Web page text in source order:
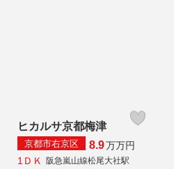
ヒカルサ京都梅津
京都市右京区 8.9万万円
1ＤＫ
阪急嵐山線松尾大社駅